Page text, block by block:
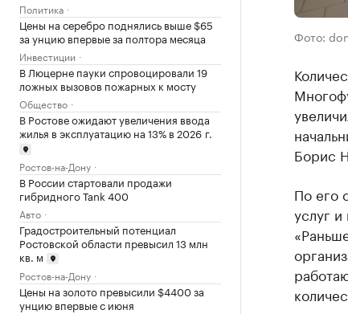
Политика
Цены на серебро поднялись выше $65
за унцию впервые за полтора месяца
Инвестиции
В Люцерне пауки спровоцировали 19
ложных вызовов пожарных к мосту
Общество
В Ростове ожидают увеличения ввода
жилья в эксплуатацию на 13% в 2026 г.
Ростов-на-Дону
В России стартовали продажи
гибридного Tank 400
Авто
Градостроительный потенциал
Ростовской области превысил 13 млн
кв. м
Ростов-на-Дону
Цены на золото превысили $4400 за
унцию впервые с июня
Фото:
Борис
По его
услуг